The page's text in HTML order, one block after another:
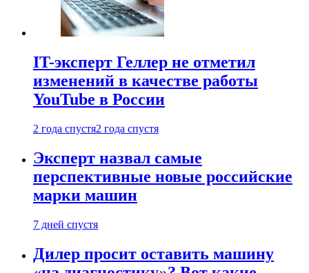
IT-эксперт Геллер не отметил
изменений в качестве работы
YouTube в России
2 года спустя2 года спустя
Эксперт назвал самые
перспективные новые российские
марки машин
7 дней спустя
Дилер просит оставить машину